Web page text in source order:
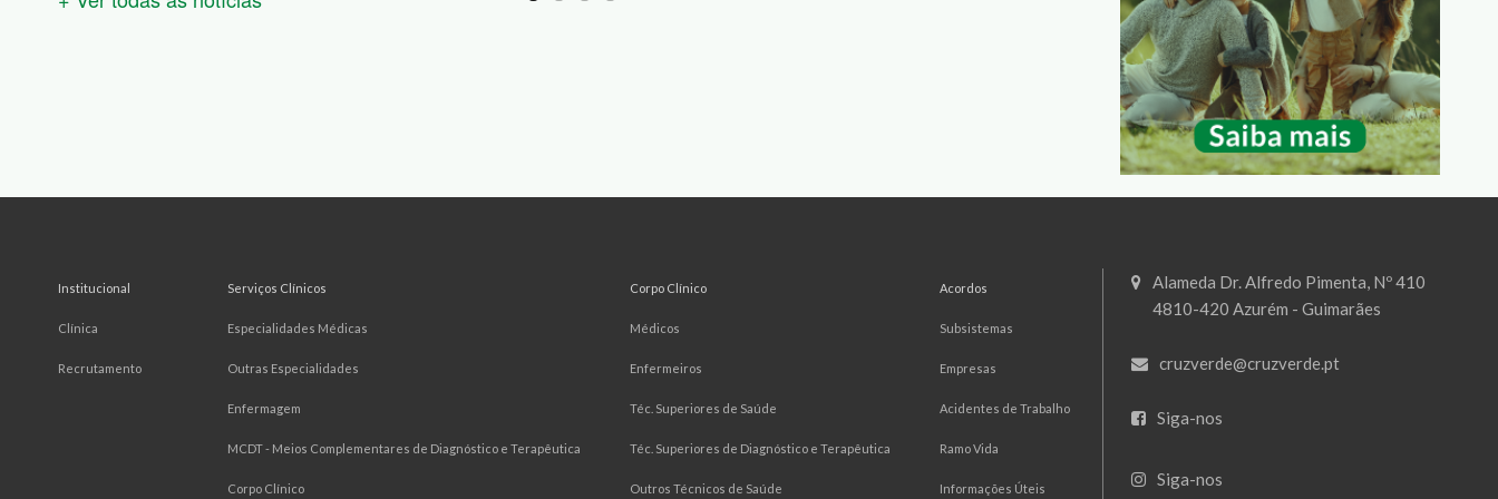
Institucional
Clínica
Recrutamento
Serviços Clínicos
Especialidades Médicas
Outras Especialidades
Enfermagem
MCDT - Meios Complementares de Diagnóstico e Terapêutica
Corpo Clínico
Corpo Clínico
Médicos
Enfermeiros
Téc. Superiores de Saúde
Téc. Superiores de Diagnóstico e Terapêutica
Outros Técnicos de Saúde
Acordos
Subsistemas
Empresas
Acidentes de Trabalho
Ramo Vida
Informações Úteis
Alameda Dr. Alfredo Pimenta, Nº 410
4810-420 Azurém - Guimarães
cruzverde@cruzverde.pt
Siga-nos
Siga-nos